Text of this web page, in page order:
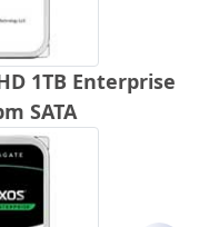
1TB Enterprise
SATA